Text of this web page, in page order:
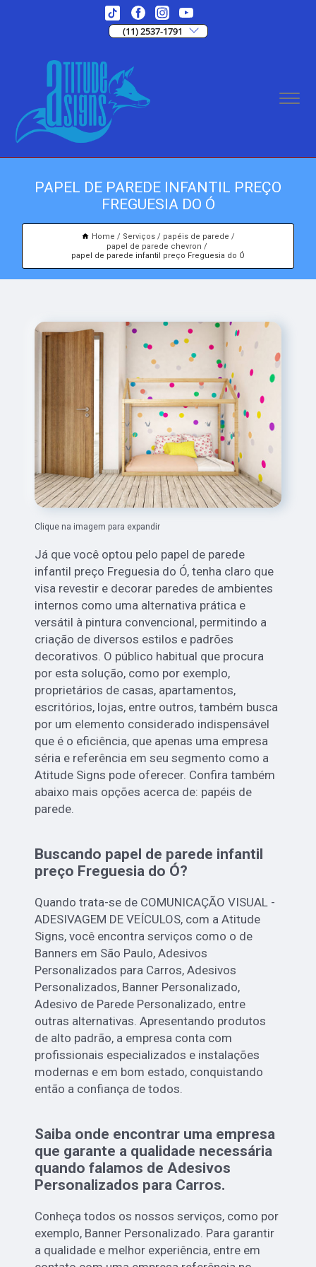
(11) 2537-1791
PAPEL DE PAREDE INFANTIL PREÇO
FREGUESIA DO Ó
Home Serviços
papéis de parede
papel de parede chevron
papel de parede infantil preço Freguesia do Ó
Clique na imagem para expandir
Já que você optou pelo papel de parede
infantil preço Freguesia do Ó, tenha claro que
visa revestir e decorar paredes de ambientes
internos como uma alternativa prática e
versátil à pintura convencional, permitindo a
criação de diversos estilos e padrões
decorativos. O público habitual que procura
por esta solução, como por exemplo,
proprietários de casas, apartamentos,
escritórios, lojas, entre outros, também busca
por um elemento considerado indispensável
que é o eficiência, que apenas uma empresa
séria e referência em seu segmento como a
Atitude Signs pode oferecer. Confira também
abaixo mais opções acerca de: papéis de
parede.
Buscando papel de parede infantil
preço Freguesia do Ó?
Quando trata-se de COMUNICAÇÃO VISUAL -
ADESIVAGEM DE VEÍCULOS, com a Atitude
Signs, você encontra serviços como o de
Banners em São Paulo, Adesivos
Personalizados para Carros, Adesivos
Personalizados, Banner Personalizado,
Adesivo de Parede Personalizado, entre
outras alternativas. Apresentando produtos
de alto padrão, a empresa conta com
profissionais especializados e instalações
modernas e em bom estado, conquistando
então a confiança de todos.
Saiba onde encontrar uma empresa
que garante a qualidade necessária
quando falamos de Adesivos
Personalizados para Carros.
Conheça todos os nossos serviços, como por
exemplo, Banner Personalizado. Para garantir
a qualidade e melhor experiência, entre em